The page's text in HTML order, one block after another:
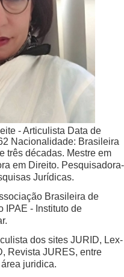
- Articulista Data de
Nacionalidade: Brasileira
três décadas. Mestre em
em Direito. Pesquisadora-
Jurídicas.
Brasileira de
IPAE - Instituto de
dos sites JURID, Lex-
Revista JURES, entre
juridica.